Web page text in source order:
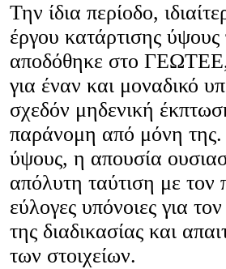
Την ίδια περίοδο,
έργου κατάρτισης
αποδόθηκε στο
για έναν και μοναδικό
σχεδόν μηδενική
παράνομη από μόνη της.
ύψους, η απουσία
απόλυτη ταύτιση με τον
εύλογες υπόνοιες για
της διαδικασίας και
των στοιχείων.